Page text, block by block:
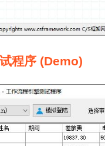
程序 (Demo)